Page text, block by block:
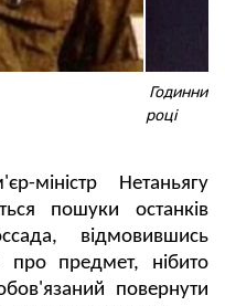
Годинник
році
міністр Нетаньягу
пошуки останків
відмовившись
про предмет, нібито
повернути